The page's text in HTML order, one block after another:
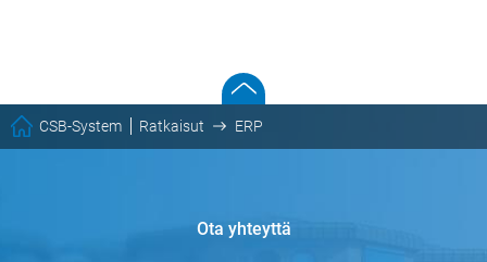
CSB-System Ratkaisut ERP
Ota yhteyttä